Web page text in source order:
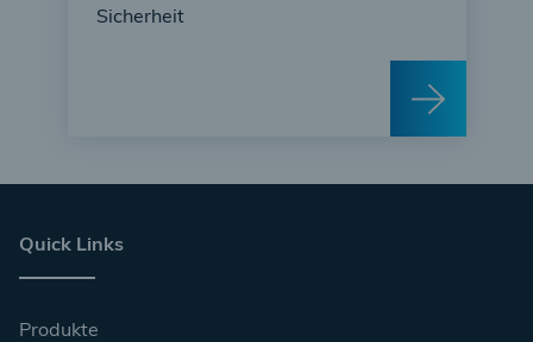
Sicherheit
Quick Links
Produkte